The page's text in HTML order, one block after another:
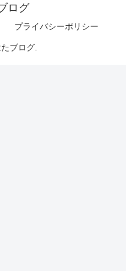
ログ
プライバシーポリシー
ブログ.